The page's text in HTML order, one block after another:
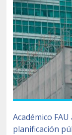
Académico
planificación